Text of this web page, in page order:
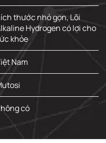
thước nhỏ gọn, Lõi
Hydrogen có lợi cho
khỏe
Nam
có